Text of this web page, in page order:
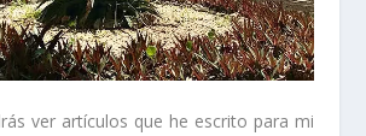
ver artículos que he escrito para mi